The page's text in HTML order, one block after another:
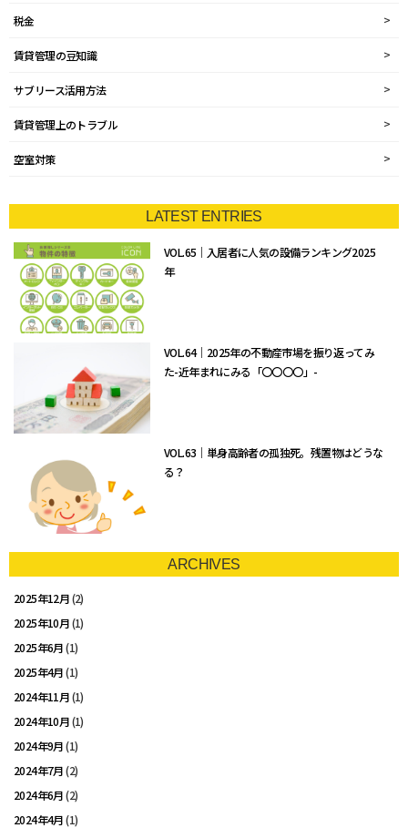
税金
賃貸管理の豆知識
サブリース活用方法
賃貸管理上のトラブル
空室対策
LATEST ENTRIES
VOL.65｜入居者に人気の設備ランキング2025
年
VOL.64｜2025年の不動産市場を振り返ってみ
た-近年まれにみる「〇〇〇〇」-
VOL.63｜単身高齢者の孤独死。残置物はどうな
る？
ARCHIVES
2025年12月(2)
2025年10月(1)
2025年6月(1)
2025年4月(1)
2024年11月(1)
2024年10月(1)
2024年9月(1)
2024年7月(2)
2024年6月(2)
2024年4月(1)